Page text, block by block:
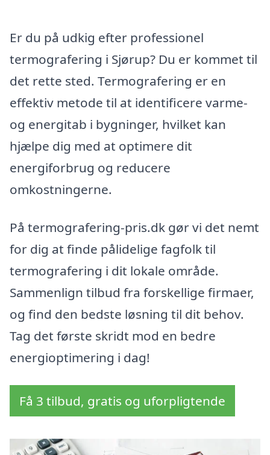
Er du på udkig efter professionel
termografering i Sjørup? Du er kommet til
det rette sted. Termografering er en
effektiv metode til at identificere varme-
og energitab i bygninger, hvilket kan
hjælpe dig med at optimere dit
energiforbrug og reducere
omkostningerne.
På termografering-pris.dk gør vi det nemt
for dig at finde pålidelige fagfolk til
termografering i dit lokale område.
Sammenlign tilbud fra forskellige firmaer,
og find den bedste løsning til dit behov.
Tag det første skridt mod en bedre
energioptimering i dag!
Få 3 tilbud, gratis og uforpligtende